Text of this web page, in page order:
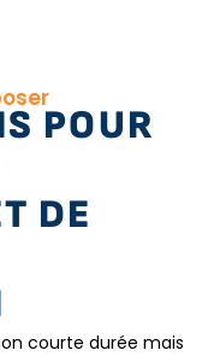
POUR
DE
courte durée mais